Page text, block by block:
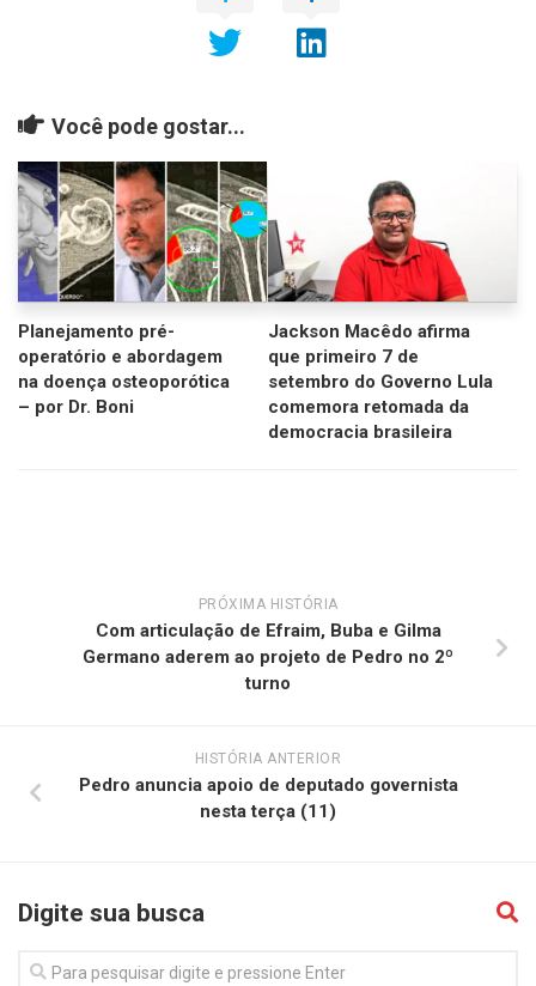
Você pode gostar...
Planejamento pré-
operatório e abordagem
na doença osteoporótica
– por Dr. Boni
Jackson Macêdo afirma
que primeiro 7 de
setembro do Governo Lula
comemora retomada da
democracia brasileira
PRÓXIMA HISTÓRIA
Com articulação de Efraim, Buba e Gilma
Germano aderem ao projeto de Pedro no 2º
turno
HISTÓRIA ANTERIOR
Pedro anuncia apoio de deputado governista
nesta terça (11)
Digite sua busca